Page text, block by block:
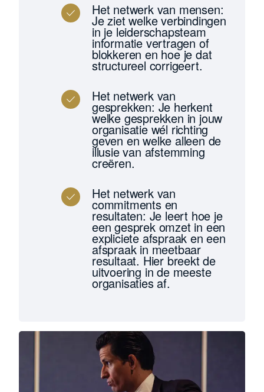
Het netwerk van mensen:
Je ziet welke verbindingen
in je leiderschapsteam
informatie vertragen of
blokkeren en hoe je dat
structureel corrigeert.
Het netwerk van
gesprekken: Je herkent
welke gesprekken in jouw
organisatie wél richting
geven en welke alleen de
illusie van afstemming
creëren.
Het netwerk van
commitments en
resultaten: Je leert hoe je
een gesprek omzet in een
expliciete afspraak en een
afspraak in meetbaar
resultaat. Hier breekt de
uitvoering in de meeste
organisaties af.